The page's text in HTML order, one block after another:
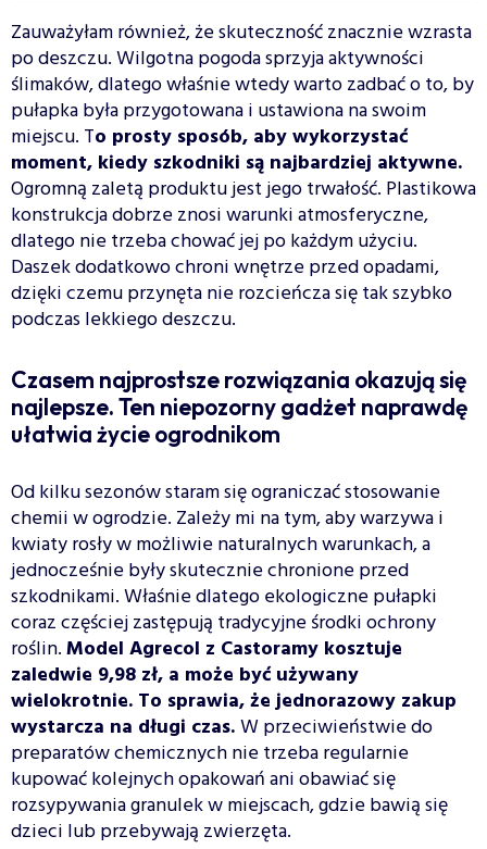
Zauważyłam również, że skuteczność znacznie wzrasta
po deszczu. Wilgotna pogoda sprzyja aktywności
ślimaków, dlatego właśnie wtedy warto zadbać o to, by
pułapka była przygotowana i ustawiona na swoim
miejscu. To prosty sposób, aby wykorzystać
moment, kiedy szkodniki są najbardziej aktywne.
Ogromną zaletą produktu jest jego trwałość. Plastikowa
konstrukcja dobrze znosi warunki atmosferyczne,
dlatego nie trzeba chować jej po każdym użyciu.
Daszek dodatkowo chroni wnętrze przed opadami,
dzięki czemu przynęta nie rozcieńcza się tak szybko
podczas lekkiego deszczu.
Czasem najprostsze rozwiązania okazują się
najlepsze. Ten niepozorny gadżet naprawdę
ułatwia życie ogrodnikom
Od kilku sezonów staram się ograniczać stosowanie
chemii w ogrodzie. Zależy mi na tym, aby warzywa i
kwiaty rosły w możliwie naturalnych warunkach, a
jednocześnie były skutecznie chronione przed
szkodnikami. Właśnie dlatego ekologiczne pułapki
coraz częściej zastępują tradycyjne środki ochrony
roślin.Model Agrecol z Castoramy kosztuje
zaledwie 9,98 zł, a może być używany
wielokrotnie. To sprawia, że jednorazowy zakup
wystarcza na długi czas.W przeciwieństwie do
preparatów chemicznych nie trzeba regularnie
kupować kolejnych opakowań ani obawiać się
rozsypywania granulek w miejscach, gdzie bawią się
dzieci lub przebywają zwierzęta.